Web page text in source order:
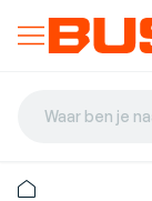
Waar ben je